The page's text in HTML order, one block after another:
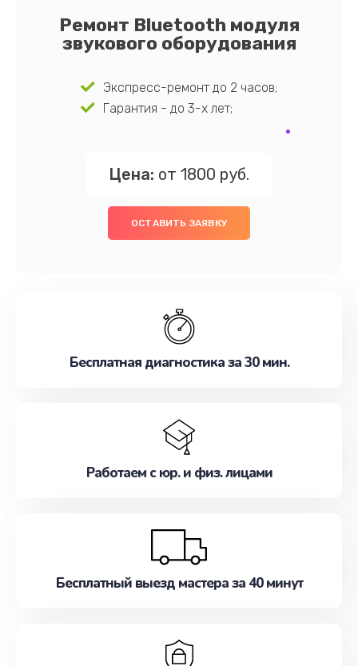
Ремонт Bluetooth модуля
звукового оборудования
Экспресс-ремонт до 2 часов;
Гарантия - до 3-х лет;
Цена: от 1800 руб.
ОСТАВИТЬ ЗАЯВКУ
Бесплатная диагностика за 30 мин.
Работаем с юр. и физ. лицами
Бесплатный выезд мастера за 40 минут